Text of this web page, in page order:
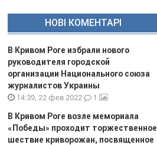
НОВІ КОМЕНТАРІ
В Кривом Роге избрали нового
руководителя городской
организации Национального союза
журналистов Украины
14:39, 22 фев 2022 1
В Кривом Роге возле мемориала
«Победы» проходит торжественное
шествие криворожан, посвященное